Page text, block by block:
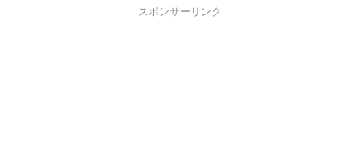
スポンサーリンク